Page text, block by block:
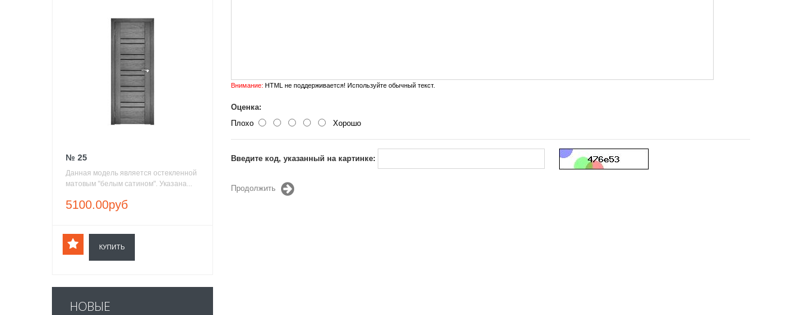
№ 25
Данная модель является остекленной
матовым "белым сатином". Указана...
5100.00руб
КУПИТЬ
НОВЫЕ
Внимание: HTML не поддерживается! Используйте обычный текст.
Оценка:
Плохо
Хорошо
Введите код, указанный на картинке:
Продолжить